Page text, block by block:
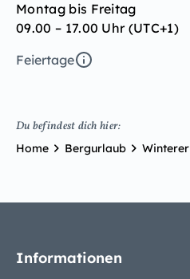
Montag bis Freitag
09.00 – 17.00 Uhr (UTC+1)
Feiertage
Du befindest dich hier:
Home Bergurlaub
Informationen